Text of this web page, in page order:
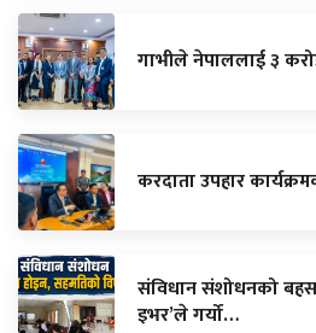
गाभीले नेपाललाई ३
करदाता उपहार
संविधान संशोधनको
इभर’ले गर्यो…